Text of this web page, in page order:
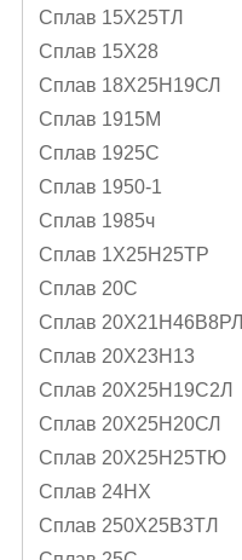
Сплав 15Х25ТЛ
Сплав 15Х28
Сплав 18Х25Н19СЛ
Сплав 1915М
Сплав 1925С
Сплав 1950-1
Сплав 1985ч
Сплав 1Х25Н25ТР
Сплав 20С
Сплав 20Х21Н46В8РЛ
Сплав 20Х23Н13
Сплав 20Х25Н19С2Л
Сплав 20Х25Н20СЛ
Сплав 20Х25Н25ТЮ
Сплав 24НХ
Сплав 250Х25В3ТЛ